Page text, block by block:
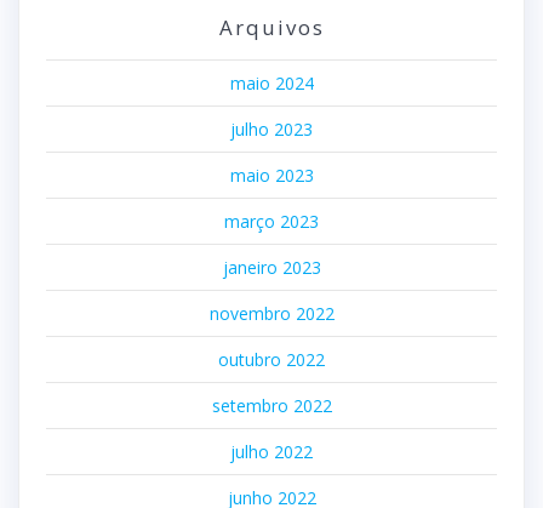
Arquivos
maio 2024
julho 2023
maio 2023
março 2023
janeiro 2023
novembro 2022
outubro 2022
setembro 2022
julho 2022
junho 2022